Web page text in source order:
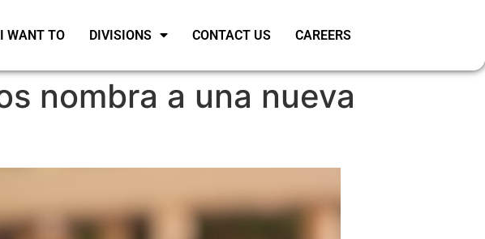
I WANT TO DIVISIONS CONTACT US CAREERS
nombra a una nueva